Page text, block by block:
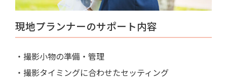
現地プランナーのサポート内容
・撮影小物の準備・管理
・撮影タイミングに合わせたセッティング